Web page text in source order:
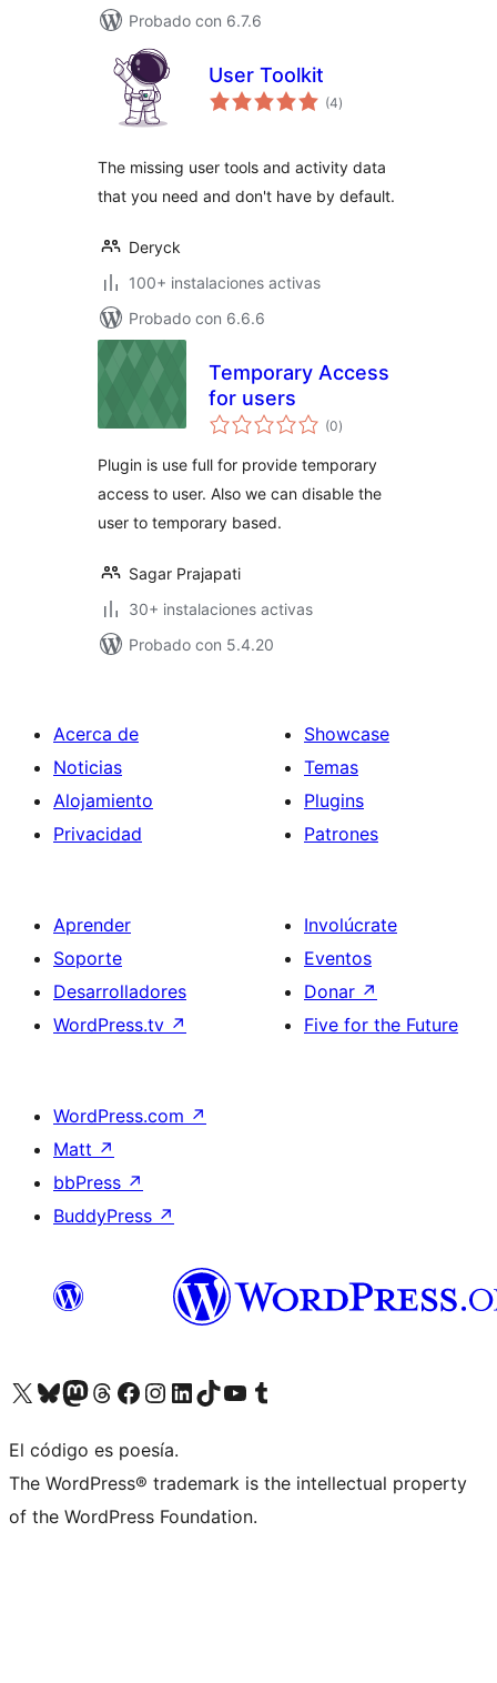
Probado con 6.7.6
User Toolkit
(4evaluación
total
)
The missing user tools and activity data
that you need and don't have by default.
Deryck
100+ instalaciones activas
Probado con 6.6.6
Temporary Access
for users
(0evaluación
total
)
Plugin is use full for provide temporary
access to user. Also we can disable the
user to temporary based.
Sagar Prajapati
30+ instalaciones activas
Probado con 5.4.20
Acerca de
Noticias
Alojamiento
Privacidad
Showcase
Temas
Plugins
Patrones
Aprender
Soporte
Desarrolladores
WordPress.tv ↗
Involúcrate
Eventos
Donar ↗
Five for the Future
WordPress.com ↗
Matt ↗
bbPress ↗
BuddyPress ↗
Visita nuestra cuenta de X (anteriormente Twitter)
Visita nuestra cuenta de Bluesky
Visita nuestra cuenta de Mastodon
Visita nuestra cuenta de Threads
Visita nuestra página de Facebook
Visita nuestra cuenta de Instagram
Visita nuestra cuenta de LinkedIn
Visita nuestra cuenta de TikTok
Visita nuestro canal de YouTube
Visita nuestra cuenta de Tumblr
El código es poesía.
The WordPress® trademark is the intellectual property
of the WordPress Foundation.